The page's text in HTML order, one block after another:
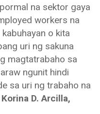
na sektor gaya
workers na
o kita
uri ng sakuna
magtatrabaho sa
ngunit hindi
sa uri ng trabaho na
D. Arcilla,